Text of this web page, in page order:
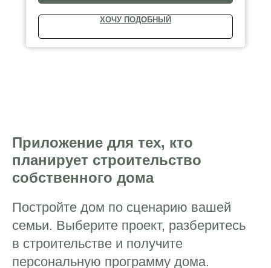
ХОЧУ ПОДОБНЫЙ
Приложение для тех, кто
планирует строительство
собственного дома
Постройте дом по сценарию вашей
семьи. Выберите проект, разберитесь
в строительстве и получите
персональную программу дома.